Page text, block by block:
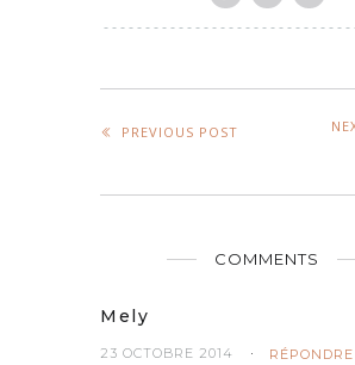
PREVIOUS POST
COMMENTS
Mely
23 OCTOBRE 2014 RÉPONDRE